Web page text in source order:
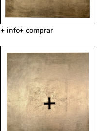
+ info+ comprar